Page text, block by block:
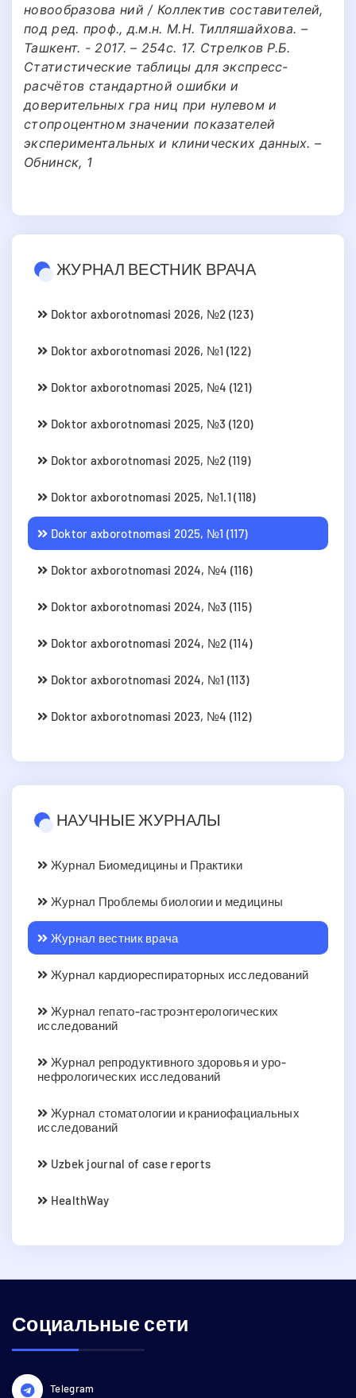
новообразова ний / Коллектив составителей,
под ред. проф., д.м.н. М.Н. Тилляшайхова. –
Ташкент. - 2017. – 254с. 17. Стрелков Р.Б.
Статистические таблицы для экспресс-
расчётов стандартной ошибки и
доверительных гра ниц при нулевом и
стопроцентном значении показателей
экспериментальных и клинических данных. –
Обнинск, 1
ЖУРНАЛ ВЕСТНИК ВРАЧА
Doktor axborotnomasi 2026, №2 (123)
Doktor axborotnomasi 2026, №1 (122)
Doktor axborotnomasi 2025, №4 (121)
Doktor axborotnomasi 2025, №3 (120)
Doktor axborotnomasi 2025, №2 (119)
Doktor axborotnomasi 2025, №1.1 (118)
Doktor axborotnomasi 2025, №1 (117)
Doktor axborotnomasi 2024, №4 (116)
Doktor axborotnomasi 2024, №3 (115)
Doktor axborotnomasi 2024, №2 (114)
Doktor axborotnomasi 2024, №1 (113)
Doktor axborotnomasi 2023, №4 (112)
НАУЧНЫЕ ЖУРНАЛЫ
Журнал Биомедицины и Практики
Журнал Проблемы биологии и медицины
Журнал вестник врача
Журнал кардиореспираторных исследований
Журнал гепато-гастроэнтерологических
исследований
Журнал репродуктивного здоровья и уро-
нефрологических исследований
Журнал стоматологии и краниофациальных
исследований
Uzbek journal of case reports
HealthWay
Социальные сети
Telegram